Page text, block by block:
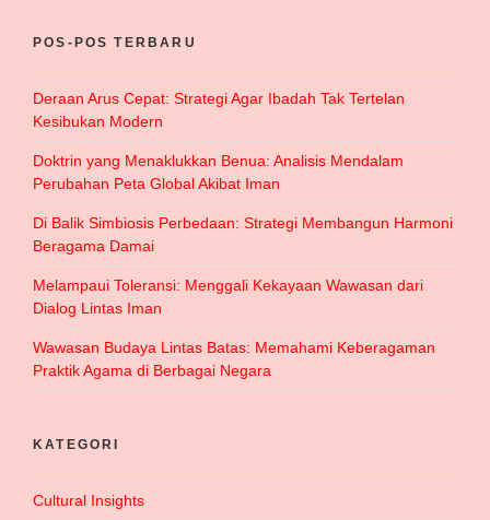
POS-POS TERBARU
Deraan Arus Cepat: Strategi Agar Ibadah Tak Tertelan
Kesibukan Modern
Doktrin yang Menaklukkan Benua: Analisis Mendalam
Perubahan Peta Global Akibat Iman
Di Balik Simbiosis Perbedaan: Strategi Membangun Harmoni
Beragama Damai
Melampaui Toleransi: Menggali Kekayaan Wawasan dari
Dialog Lintas Iman
Wawasan Budaya Lintas Batas: Memahami Keberagaman
Praktik Agama di Berbagai Negara
KATEGORI
Cultural Insights